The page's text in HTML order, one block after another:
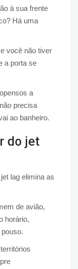
à sua frente
Há uma
você não tiver
a porta se
a
precisa
ao banheiro.
do jet
lag elimina as
de avião,
horário,